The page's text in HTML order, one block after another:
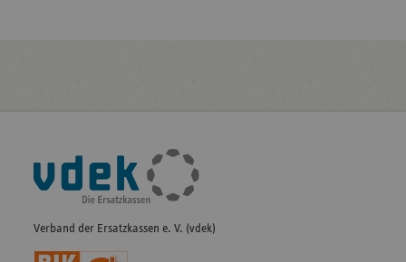
Fußleisten-
Navigation
Verband der Ersatzkassen e. V. (vdek)